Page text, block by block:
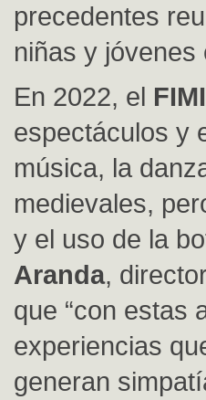
precedentes
niñas y
En 2022, el
espectáculos y
música, la
medievales,
y el uso de la
Aranda,
que “con estas
experiencias
generan